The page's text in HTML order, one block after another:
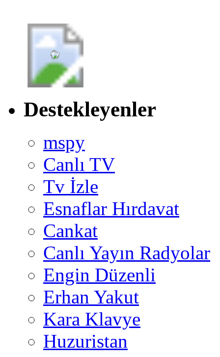
Destekleyenler
mspy
Canlı TV
Tv İzle
Esnaflar Hırdavat
Cankat
Canlı Yayın Radyolar
Engin Düzenli
Erhan Yakut
Kara Klavye
Huzuristan